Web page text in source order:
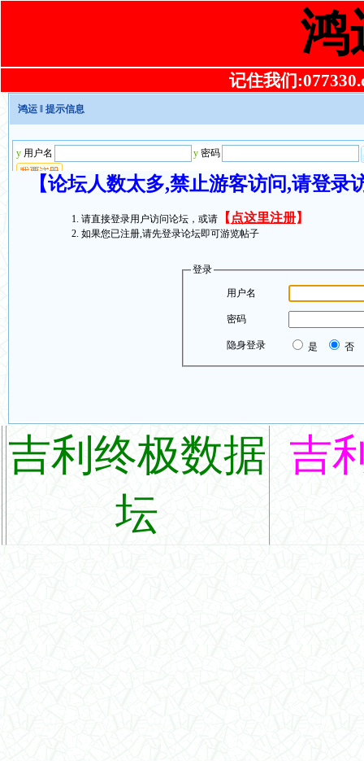
鸿
记住我们
鸿运 ‖ 提示信息
【论坛人数太多,禁止游客访问,请登
请直接登录用户访问论坛，或请 【 点这里注册】
如果您已注册,请先登录论坛即可游览帖子
登录
用户名
密码
隐身登录 是 否
吉利终极数据
坛
吉